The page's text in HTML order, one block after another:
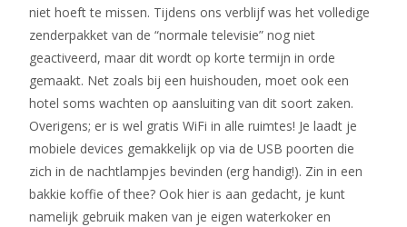
niet hoeft te missen. Tijdens ons verblijf was het volledige
zenderpakket van de “normale televisie” nog niet
geactiveerd, maar dit wordt op korte termijn in orde
gemaakt. Net zoals bij een huishouden, moet ook een
hotel soms wachten op aansluiting van dit soort zaken.
Overigens; er is wel gratis WiFi in alle ruimtes! Je laadt je
mobiele devices gemakkelijk op via de USB poorten die
zich in de nachtlampjes bevinden (erg handig!). Zin in een
bakkie koffie of thee? Ook hier is aan gedacht, je kunt
namelijk gebruik maken van je eigen waterkoker en